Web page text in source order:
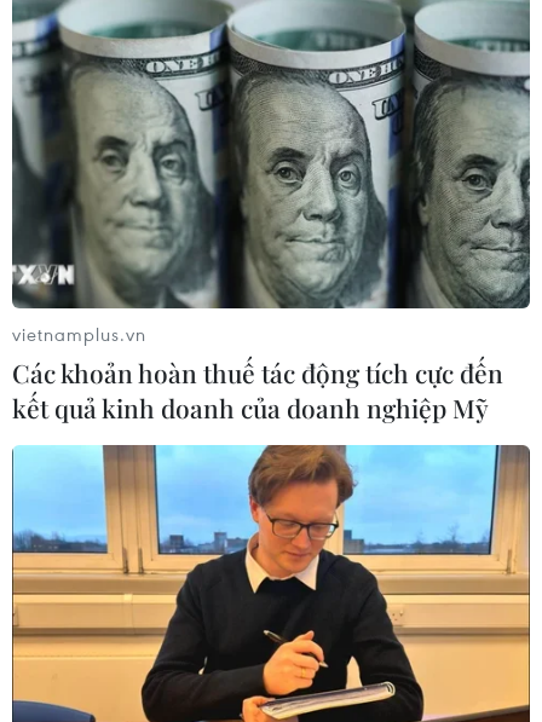
TIN CÙNG CHUYÊN MỤC
Chiến dịch siết nhập cư của Mỹ tăng
vietnamplus.vn
Các khoản hoàn thuế tác động tích cực đến
kết quả kinh doanh của doanh nghiệp Mỹ